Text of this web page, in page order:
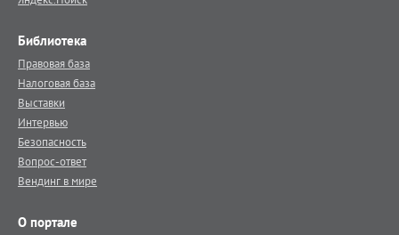
Библиотека
Правовая база
Налоговая база
Выставки
Интервью
Безопасность
Вопрос-ответ
Вендинг в мире
О портале